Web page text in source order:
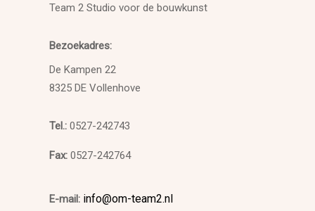
Team 2 Studio voor de bouwkunst
Bezoekadres:
De Kampen 22
8325 DE Vollenhove
Tel.: 0527-242743
Fax: 0527-242764
E-mail: info@om-team2.nl